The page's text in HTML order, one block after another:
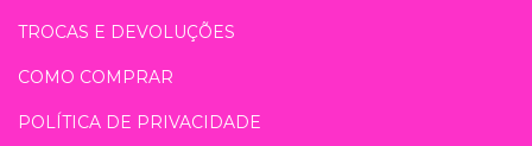
TROCAS E DEVOLUÇÕES
COMO COMPRAR
POLÍTICA DE PRIVACIDADE